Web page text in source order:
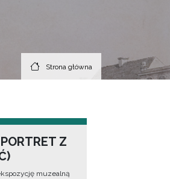
Strona główna
Z
muzealną